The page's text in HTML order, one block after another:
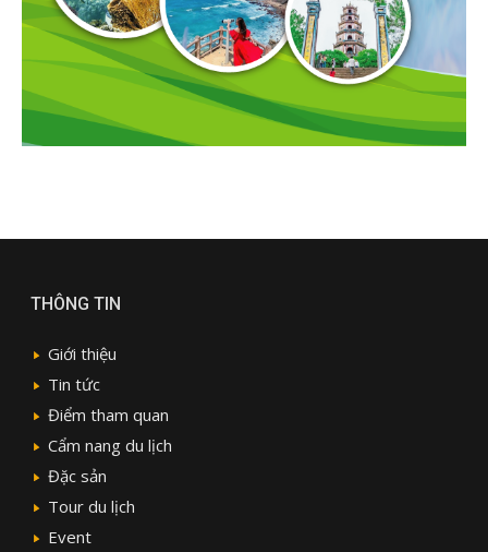
THÔNG TIN
Giới thiệu
Tin tức
Điểm tham quan
Cẩm nang du lịch
Đặc sản
Tour du lịch
Event